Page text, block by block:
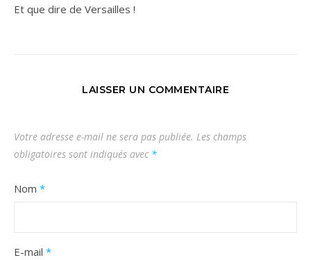
Et que dire de Versailles !
LAISSER UN COMMENTAIRE
Votre adresse e-mail ne sera pas publiée. Les champs
obligatoires sont indiqués avec *
Nom *
E-mail *